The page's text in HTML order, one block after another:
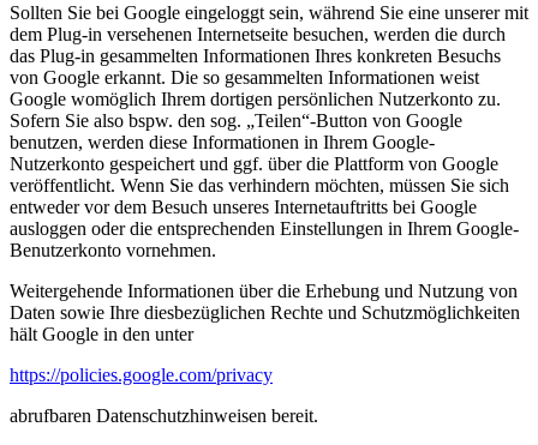
Sollten Sie bei Google eingeloggt sein, während Sie eine unserer mit
dem Plug-in versehenen Internetseite besuchen, werden die durch
das Plug-in gesammelten Informationen Ihres konkreten Besuchs
von Google erkannt. Die so gesammelten Informationen weist
Google womöglich Ihrem dortigen persönlichen Nutzerkonto zu.
Sofern Sie also bspw. den sog. „Teilen“-Button von Google
benutzen, werden diese Informationen in Ihrem Google-
Nutzerkonto gespeichert und ggf. über die Plattform von Google
veröffentlicht. Wenn Sie das verhindern möchten, müssen Sie sich
entweder vor dem Besuch unseres Internetauftritts bei Google
ausloggen oder die entsprechenden Einstellungen in Ihrem Google-
Benutzerkonto vornehmen.
Weitergehende Informationen über die Erhebung und Nutzung von
Daten sowie Ihre diesbezüglichen Rechte und Schutzmöglichkeiten
hält Google in den unter
https://policies.google.com/privacy
abrufbaren Datenschutzhinweisen bereit.